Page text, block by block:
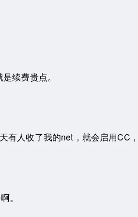
续费贵点。
有人收了我的net，就会启用CC
。